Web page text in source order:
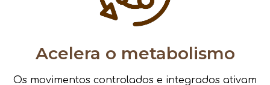
Acelera o metabolismo
Os movimentos controlados e integrados ativam